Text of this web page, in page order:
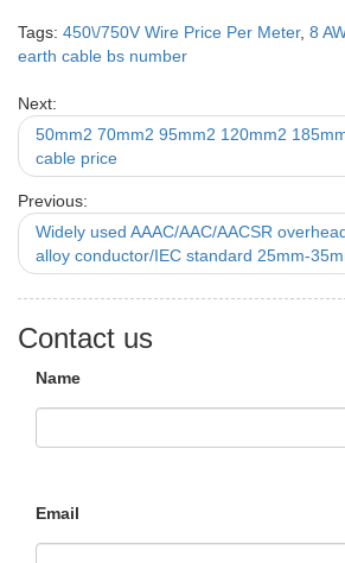
Tags: 450\/750V Wire Price Per Meter, 8
earth cable bs number
Next:
50mm2 70mm2 95mm2 120mm2
cable price
Previous:
Widely used AAAC/AAC/AACSR
alloy conductor/IEC standard 25mm-
Contact us
Name
Email